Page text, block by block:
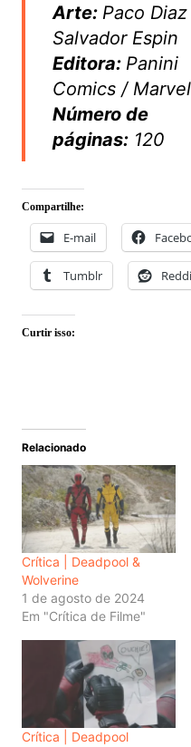
Arte: Paco
Salvador Espin
Editora: Panini
Comics / Marvel
Número de
páginas:120
Compartilhe:
E-mail
Tumblr
Curtir isso:
Relacionado
Crítica | Deadpool &
Wolverine
1 de agosto de 2024
Em "Crítica de Filme"
Crítica | Deadpool